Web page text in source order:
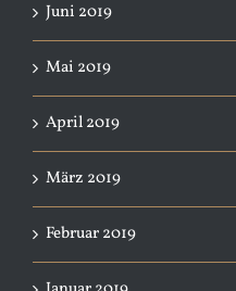
Juni 2019
Mai 2019
April 2019
März 2019
Februar 2019